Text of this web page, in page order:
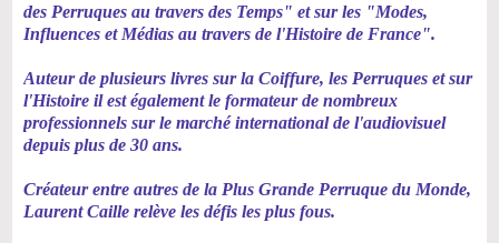
des Perruques au travers des Temps" et sur les "Modes,
Influences et Médias au travers de l'Histoire de France".
Auteur de plusieurs livres sur la Coiffure, les Perruques et sur
l'Histoire il est également le formateur de nombreux
professionnels sur le marché international de l'audiovisuel
depuis plus de 30 ans.
Créateur entre autres de la Plus Grande Perruque du Monde,
Laurent Caille relève les défis les plus fous.